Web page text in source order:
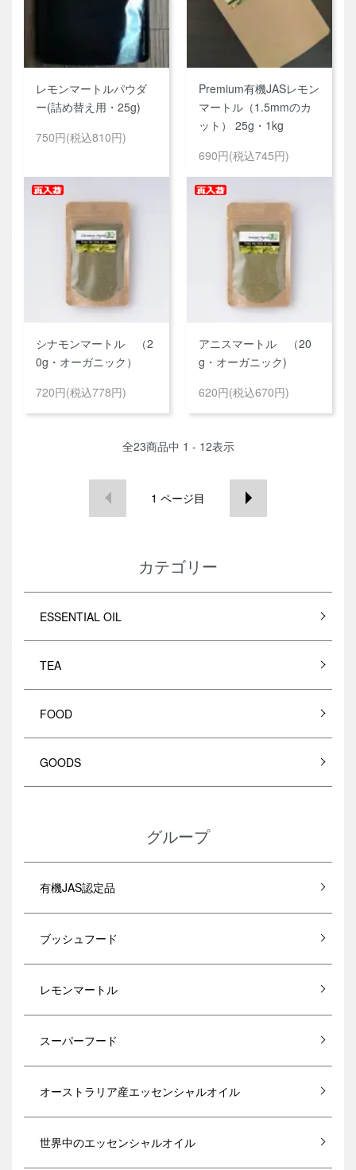
レモンマートルパウダ
ー(詰め替え用・25g)
750円(税込810円)
Premium有機JASレモン
マートル（1.5mmのカ
ット） 25g・1kg
690円(税込745円)
シナモンマートル （2
0g・オーガニック）
720円(税込778円)
アニスマートル （20
g・オーガニック)
620円(税込670円)
全23商品中 1 - 12表示
1 ページ目
カテゴリー
ESSENTIAL OIL
TEA
FOOD
GOODS
グループ
有機JAS認定品
ブッシュフード
レモンマートル
スーパーフード
オーストラリア産エッセンシャルオイル
世界中のエッセンシャルオイル